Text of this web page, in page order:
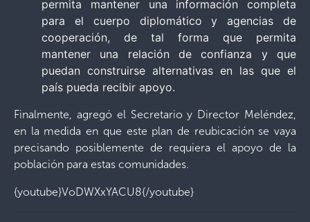
permita mantener una información completa
para el cuerpo diplomático y agencias de
cooperación, de tal forma que permita
mantener una relación de confianza y que
puedan construirse alternativas en las que el
país pueda recibir apoyo.
Finalmente, agregó el Secretario y Director Meléndez,
en la medida en que este plan de reubicación se vaya
precisando posiblemente de requiera el apoyo de la
población para estas comunidades.
{youtube}VoDWXxYACU8{/youtube}